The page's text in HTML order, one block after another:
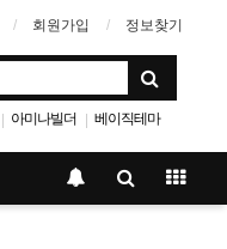
회원가입 정보찾기
| 아미나빌더 | 베이직테마